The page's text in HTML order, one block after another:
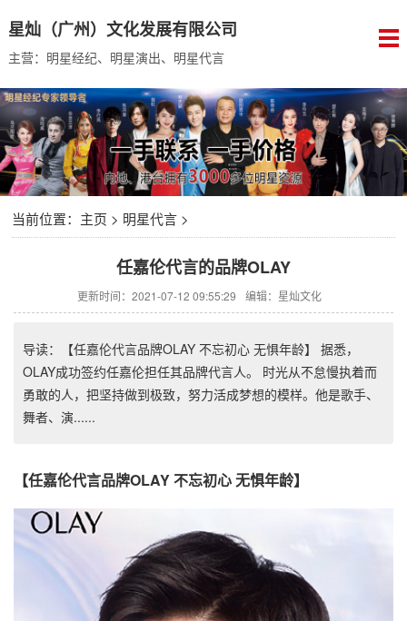
星灿（广州）文化发展有限公司
主营：明星经纪、明星演出、明星代言
当前位置： 主页 > 明星代言>
任嘉伦代言的品牌OLAY
更新时间：2021-07-12 09:55:29 编辑：星灿文化
导读：【任嘉伦代言品牌OLAY 不忘初心 无惧年龄】 据悉，
OLAY成功签约任嘉伦担任其品牌代言人。 时光从不怠慢执着而
勇敢的人，把坚持做到极致，努力活成梦想的模样。他是歌手、
舞者、演......
【任嘉伦代言品牌OLAY 不忘初心 无惧年龄】